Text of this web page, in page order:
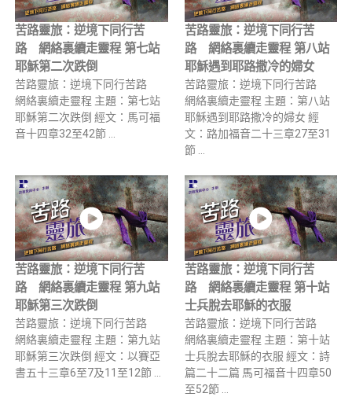
苦路靈旅：逆境下同行苦
路 網絡裏續走靈程 第七站
耶穌第二次跌倒
苦路靈旅：逆境下同行苦路
網絡裏續走靈程 主題：第七站
耶穌第二次跌倒 經文：馬可福
音十四章32至42節 …
苦路靈旅：逆境下同行苦
路 網絡裏續走靈程 第八站
耶穌遇到耶路撒冷的婦女
苦路靈旅：逆境下同行苦路
網絡裏續走靈程 主題：第八站
耶穌遇到耶路撒冷的婦女 經
文：路加福音二十三章27至31
節 …
苦路靈旅：逆境下同行苦
路 網絡裏續走靈程 第九站
耶穌第三次跌倒
苦路靈旅：逆境下同行苦路
網絡裏續走靈程 主題：第九站
耶穌第三次跌倒 經文：以賽亞
書五十三章6至7及11至12節 …
苦路靈旅：逆境下同行苦
路 網絡裏續走靈程 第十站
士兵脫去耶穌的衣服
苦路靈旅：逆境下同行苦路
網絡裏續走靈程 主題：第十站
士兵脫去耶穌的衣服 經文：詩
篇二十二篇 馬可福音十四章50
至52節 …